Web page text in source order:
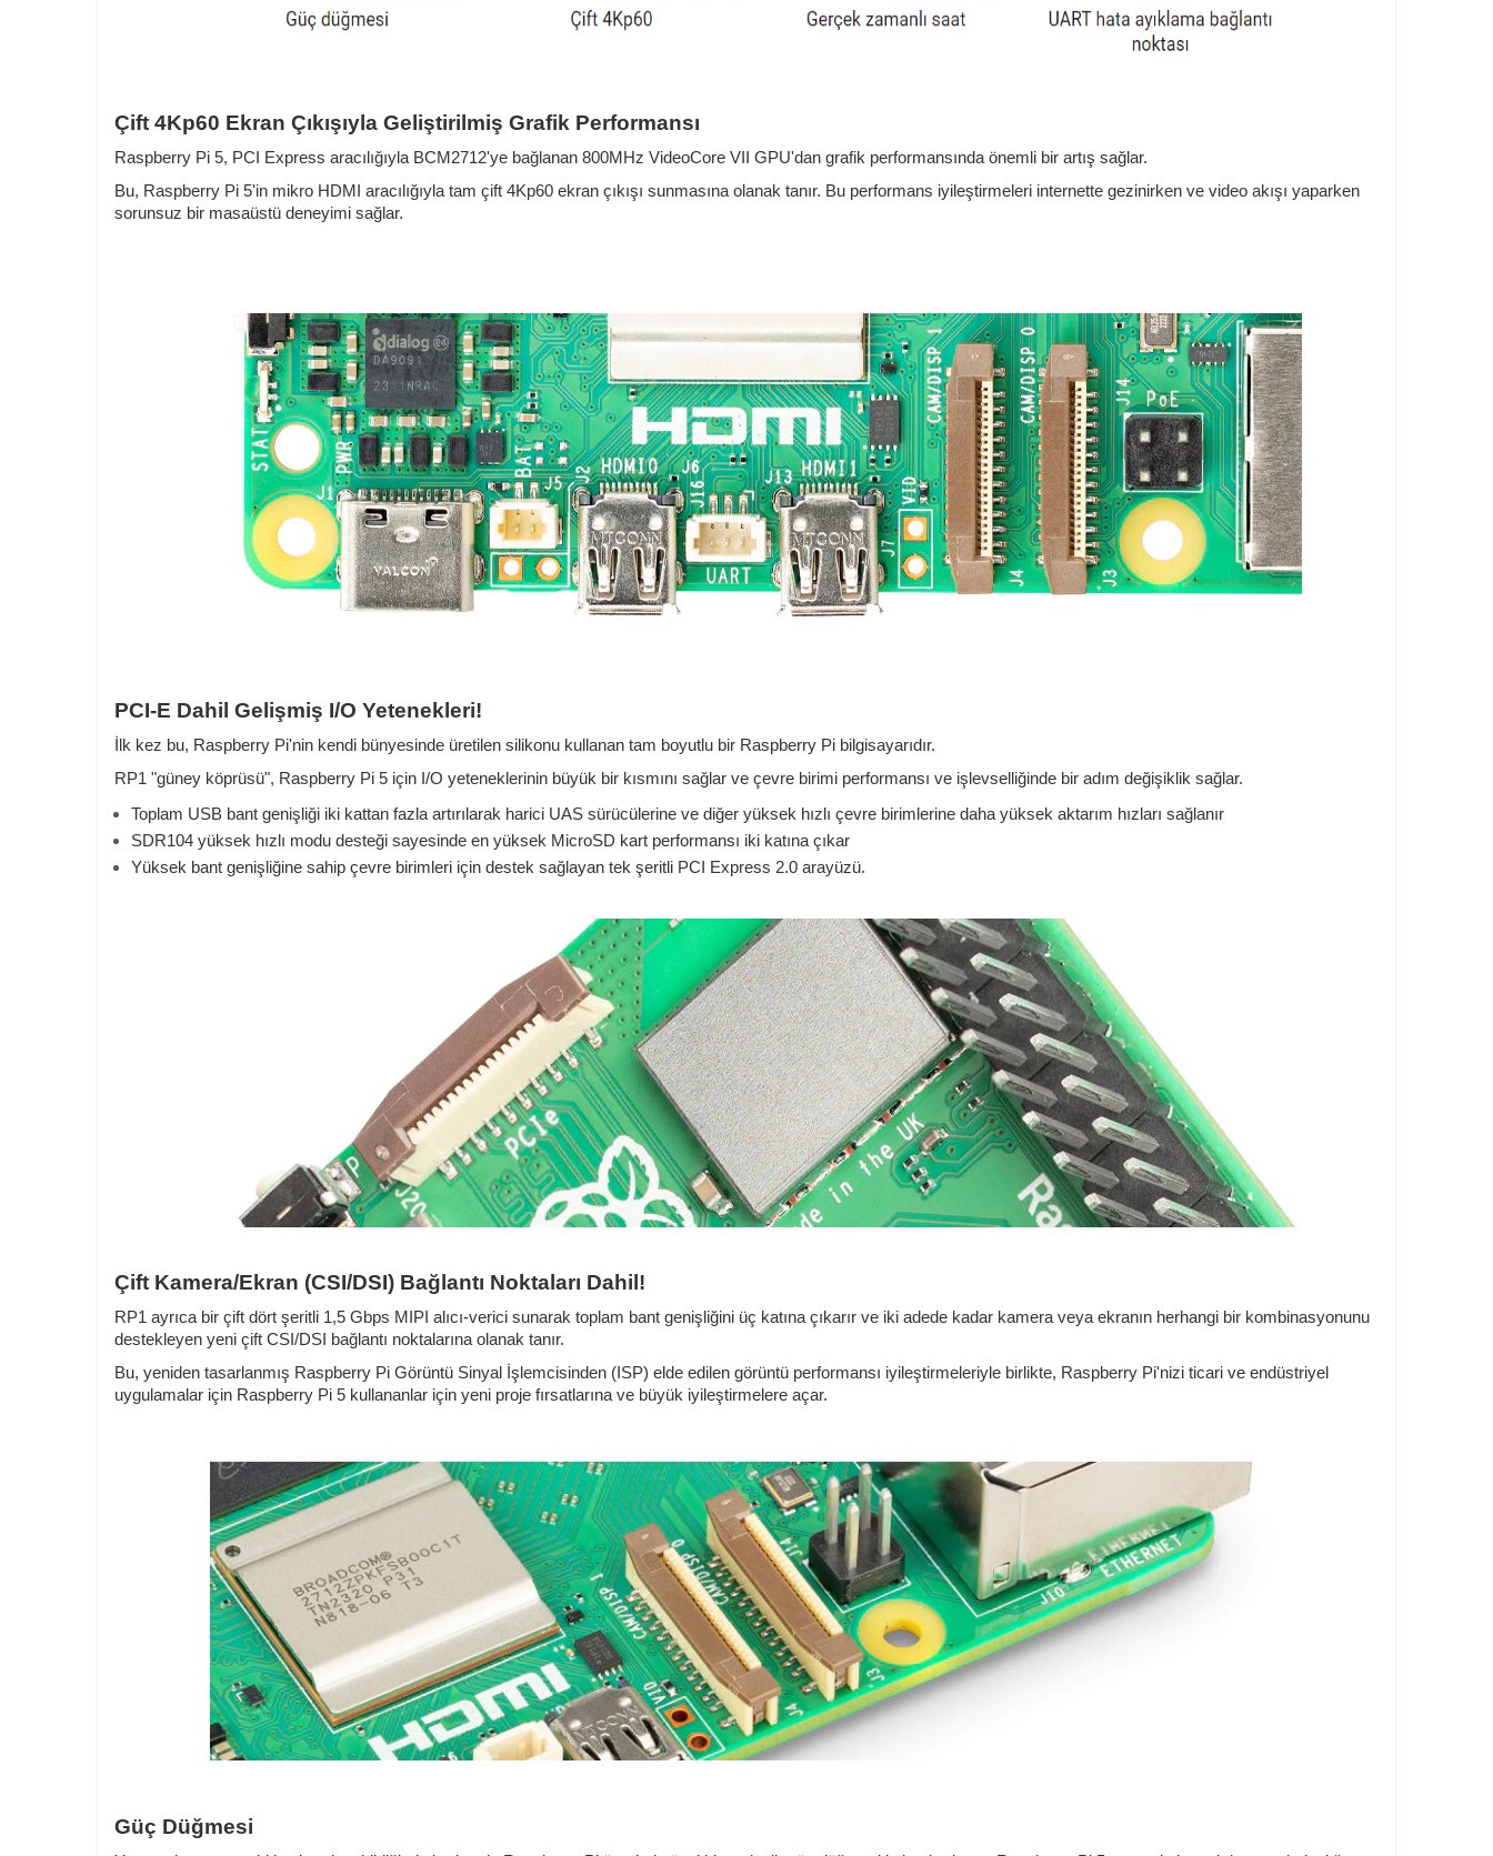
Çift 4Kp60 Ekran Çıkışıyla Geliştirilmiş Grafik Performansı
Raspberry Pi 5, PCI Express aracılığıyla BCM2712'ye bağlanan 800MHz VideoCore VII GPU'dan grafik performansında önemli bir artış sağlar.
Bu, Raspberry Pi 5'in mikro HDMI aracılığıyla tam çift 4Kp60 ekran çıkışı sunmasına olanak tanır. Bu performans iyileştirmeleri internette gezinirken ve video akışı yaparken
sorunsuz bir masaüstü deneyimi sağlar.
PCI-E Dahil Gelişmiş I/O Yetenekleri!
İlk kez bu, Raspberry Pi'nin kendi bünyesinde üretilen silikonu kullanan tam boyutlu bir Raspberry Pi bilgisayarıdır.
RP1 "güney köprüsü", Raspberry Pi 5 için I/O yeteneklerinin büyük bir kısmını sağlar ve çevre birimi performansı ve işlevselliğinde bir adım değişiklik sağlar.
Toplam USB bant genişliği iki kattan fazla artırılarak harici UAS sürücülerine ve diğer yüksek hızlı çevre birimlerine daha yüksek aktarım hızları sağlanır
SDR104 yüksek hızlı modu desteği sayesinde en yüksek MicroSD kart performansı iki katına çıkar
Yüksek bant genişliğine sahip çevre birimleri için destek sağlayan tek şeritli PCI Express 2.0 arayüzü.
Çift Kamera/Ekran (CSI/DSI) Bağlantı Noktaları Dahil!
RP1 ayrıca bir çift dört şeritli 1,5 Gbps MIPI alıcı-verici sunarak toplam bant genişliğini üç katına çıkarır ve iki adede kadar kamera veya ekranın herhangi bir kombinasyonunu
destekleyen yeni çift CSI/DSI bağlantı noktalarına olanak tanır.
Bu, yeniden tasarlanmış Raspberry Pi Görüntü Sinyal İşlemcisinden (ISP) elde edilen görüntü performansı iyileştirmeleriyle birlikte, Raspberry Pi'nizi ticari ve endüstriyel
uygulamalar için Raspberry Pi 5 kullananlar için yeni proje fırsatlarına ve büyük iyileştirmelere açar.
Güç Düğmesi